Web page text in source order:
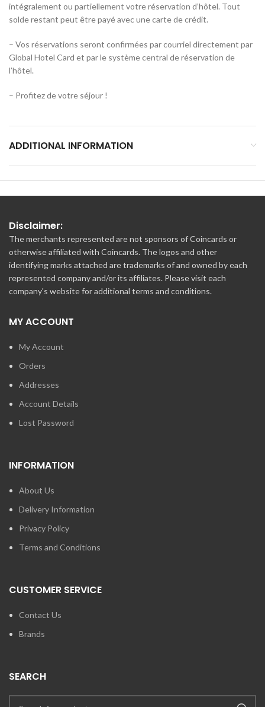
intégralement ou partiellement votre réservation d’hôtel. Tout
solde restant peut être payé avec une carte de crédit.
– Vos réservations seront confirmées par courriel directement par
Global Hotel Card et par le système central de réservation de
l’hôtel.
– Profitez de votre séjour !
ADDITIONAL INFORMATION
Disclaimer:
The merchants represented are not sponsors of Coincards or
otherwise affiliated with Coincards. The logos and other
identifying marks attached are trademarks of and owned by each
represented company and/or its affiliates. Please visit each
company's website for additional terms and conditions.
MY ACCOUNT
My Account
Orders
Addresses
Account Details
Lost Password
INFORMATION
About Us
Delivery Information
Privacy Policy
Terms and Conditions
CUSTOMER SERVICE
Contact Us
Brands
SEARCH